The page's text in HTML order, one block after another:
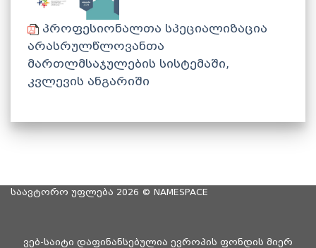
პროფესიონალთა სპეციალიზაცია
არასრულწლოვანთა
მართლმსაჯულების სისტემაში,
კვლევის ანგარიში
საავტორო უფლება 2026 © NAMESPACE
ვებ-საიტი დაფინანსებულია ევროპის ფონდის მიერ